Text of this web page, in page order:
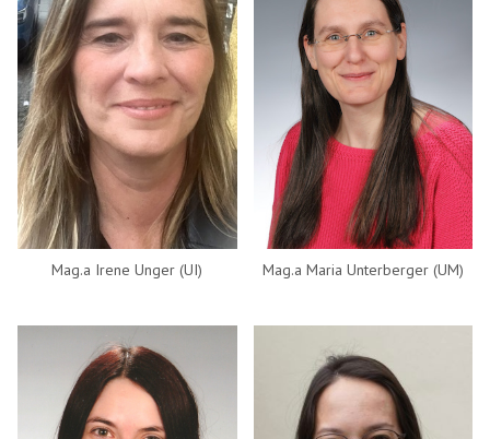
Mag.a Irene Unger (UI) Mag.a Maria Unterberger (UM)